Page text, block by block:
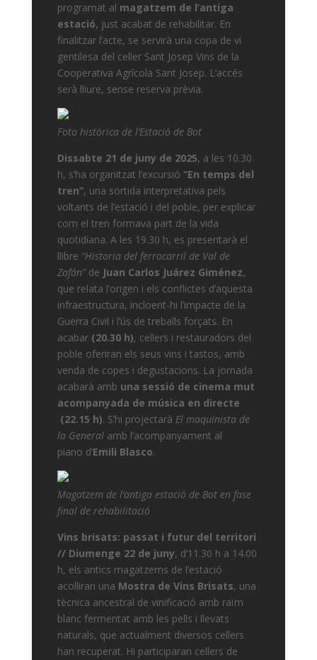
programat al magatzem de l’antiga
estació, just acabat de rehabilitar. En
finalitzar l’acte, se servirà una copa de vi
gentilesa del celler Sant Josep Vins de la
Cooperativa Agrícola Sant Josep. L’accés
serà lliure, sense reserva prèvia.
Foto històrica de l’Estació de Bot
Dissabte 21 de juny de 2025, a les 10.30
h, s’ha organitzat l’excursió “En temps del
tren”, una sortida interpretativa pels
voltants de l’estació i del poble, per explicar
com el tren formava part de la vida
quotidiana. A les 19.30 h, es presentarà el
llibre “Historia del ferrocarril de Val de
Zafán”de Juan Carlos Juárez Giménez,
que relata l’origen i els conflictes d’aquesta
infraestructura, incloent-hi l’impacte de la
Guerra Civil i l’ús de treballs forçats. En
acabar (20.30 h), cellers i restauradors del
poble oferiran els seus vins i tastos, amb
venda de copes i degustacions. La jornada
acabarà amb una sessió de cinema mut
acompanyada de música en directe
(22.15 h). S’hi projectarà El maquinista de
la Generalamb l’acompanyament al
piano d’Emili Blasco.
Magatzem de l’antiga estació de Bot en fase
final de rehabilitació
Vins brisats: passat i futur del territori
//Diumenge 22 de juny, d’11.30 h a 14.00
h, els antics magatzems de l’estació
acolliran una Mostra de Vins Brisats, una
tècnica ancestral de vinificació amb raïm
blanc fermentat amb les pells i llevats
naturals, que actualment diversos cellers
han recuperat. Hi participaran cellers de